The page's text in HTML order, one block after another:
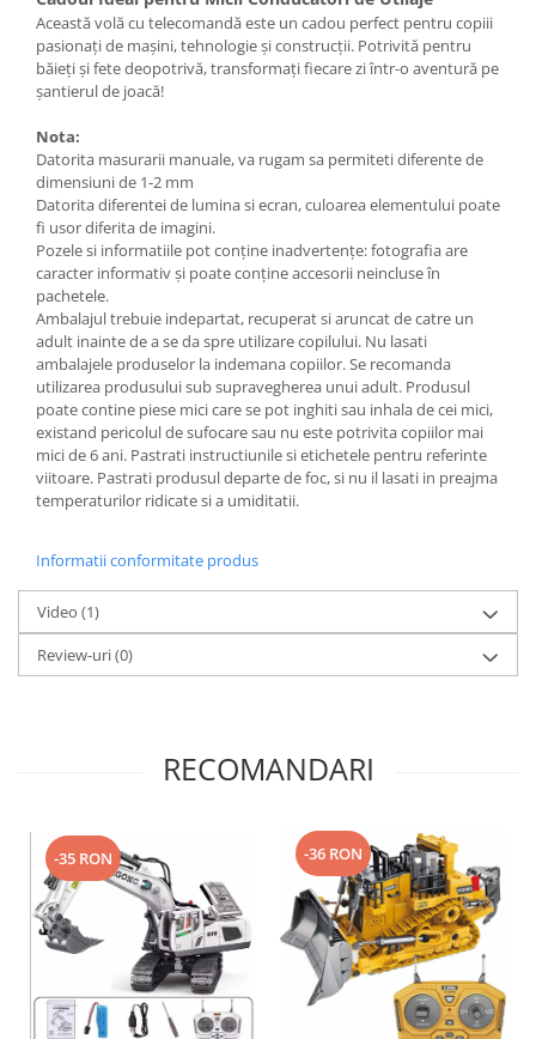
Această volă cu telecomandă este un cadou perfect pentru copiii
pasionați de mașini, tehnologie și construcții. Potrivită pentru
băieți și fete deopotrivă, transformați fiecare zi într-o aventură pe
șantierul de joacă!
Nota:
Datorita masurarii manuale, va rugam sa permiteti diferente de
dimensiuni de 1-2 mm
Datorita diferentei de lumina si ecran, culoarea elementului poate
fi usor diferita de imagini.
Pozele si informatiile pot conţine inadvertenţe: fotografia are
caracter informativ şi poate conţine accesorii neincluse în
pachetele.
Ambalajul trebuie indepartat, recuperat si aruncat de catre un
adult inainte de a se da spre utilizare copilului. Nu lasati
ambalajele produselor la indemana copiilor. Se recomanda
utilizarea produsului sub supravegherea unui adult. Produsul
poate contine piese mici care se pot inghiti sau inhala de cei mici,
existand pericolul de sufocare sau nu este potrivita copiilor mai
mici de 6 ani. Pastrati instructiunile si etichetele pentru referinte
viitoare. Pastrati produsul departe de foc, si nu il lasati in preajma
temperaturilor ridicate si a umiditatii.
Informatii conformitate produs
Video (1)
Review-uri(0)
RECOMANDARI
-35 RON -36 RON